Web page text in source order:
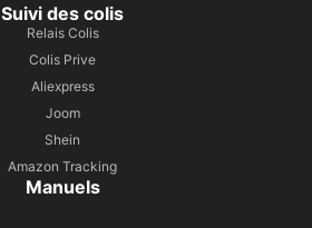
Suivi des colis
Relais Colis
Colis Prive
Aliexpress
Joom
Shein
Amazon Tracking
Manuels